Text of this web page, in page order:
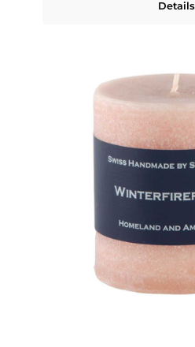
Details